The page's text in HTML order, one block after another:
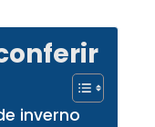
inverno